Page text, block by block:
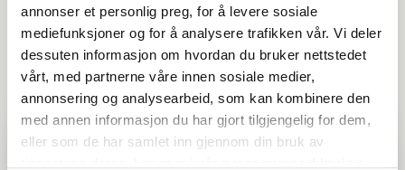
annonser et personlig preg, for å levere sosiale
mediefunksjoner og for å analysere trafikken vår. Vi deler
dessuten informasjon om hvordan du bruker nettstedet
vårt, med partnerne våre innen sosiale medier,
annonsering og analysearbeid, som kan kombinere den
med annen informasjon du har gjort tilgjengelig for dem,
eller som de har samlet inn gjennom din bruk av